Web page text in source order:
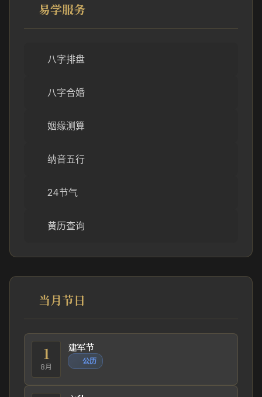
易学服务
八字排盘
八字合婚
姻缘测算
纳音五行
24节气
黄历查询
当月节日
1
8月
建军节
公历